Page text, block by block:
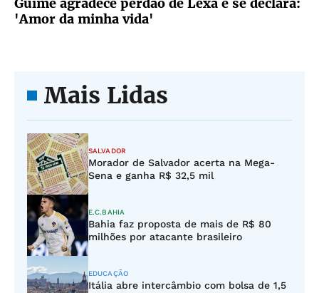
'Amor da minha vida'
Mais Lidas
SALVADOR
Morador de Salvador acerta na Mega-
Sena e ganha R$ 32,5 mil
E.C.BAHIA
Bahia faz proposta de mais de R$ 80
milhões por atacante brasileiro
EDUCAÇÃO
Itália abre intercâmbio com bolsa de 1,5